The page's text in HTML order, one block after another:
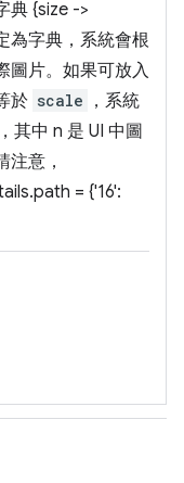
典 {size ->
為字典，系統會根
圖片。如果可放入
於 scale
，系統
其中 n 是 UI 中圖
意，
= {'16':